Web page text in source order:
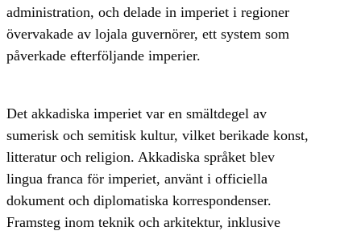
administration, och delade in imperiet i regioner
övervakade av lojala guvernörer, ett system som
påverkade efterföljande imperier.
Det akkadiska imperiet var en smältdegel av
sumerisk och semitisk kultur, vilket berikade konst,
litteratur och religion. Akkadiska språket blev
lingua franca för imperiet, använt i officiella
dokument och diplomatiska korrespondenser.
Framsteg inom teknik och arkitektur, inklusive